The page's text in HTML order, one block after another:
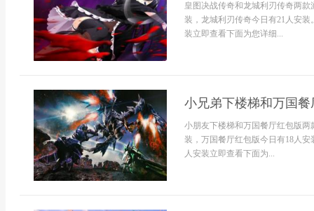
皇图决战传奇和龙城利刃传奇两
装，龙城利刃传奇今日有21人安
装立即查看下面为您详细...
小兄弟下楼梯和万国
小朋友下楼梯和万国餐厅红包版
装，万国餐厅红包版今日有18人
人安装立即查看下面为...